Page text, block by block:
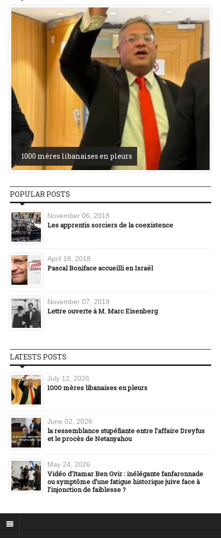
1000 mères libanaises en pleurs
POPULAR POSTS
November 06, 2018
Les apprentis sorciers de la coexistence
April 18, 2018
Pascal Boniface accueilli en Israël
November 07, 2019
Lettre ouverte à M. Marc Eisenberg
LATESTS POSTS
July 12, 2026
1000 mères libanaises en pleurs
June 02, 2026
la ressemblance stupéfiante entre l’affaire Dreyfus
et le procès de Netanyahou
May 24, 2026
Vidéo d’Itamar Ben Gvir : inélégante fanfaronnade
ou symptôme d’une fatigue historique juive face à
l’injonction de faiblesse ?